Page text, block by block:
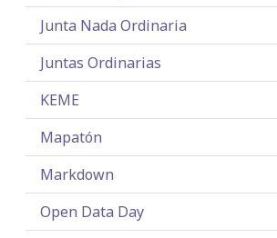
Junta Nada Ordinaria
Juntas Ordinarias
KEME
Mapatón
Markdown
Open Data Day